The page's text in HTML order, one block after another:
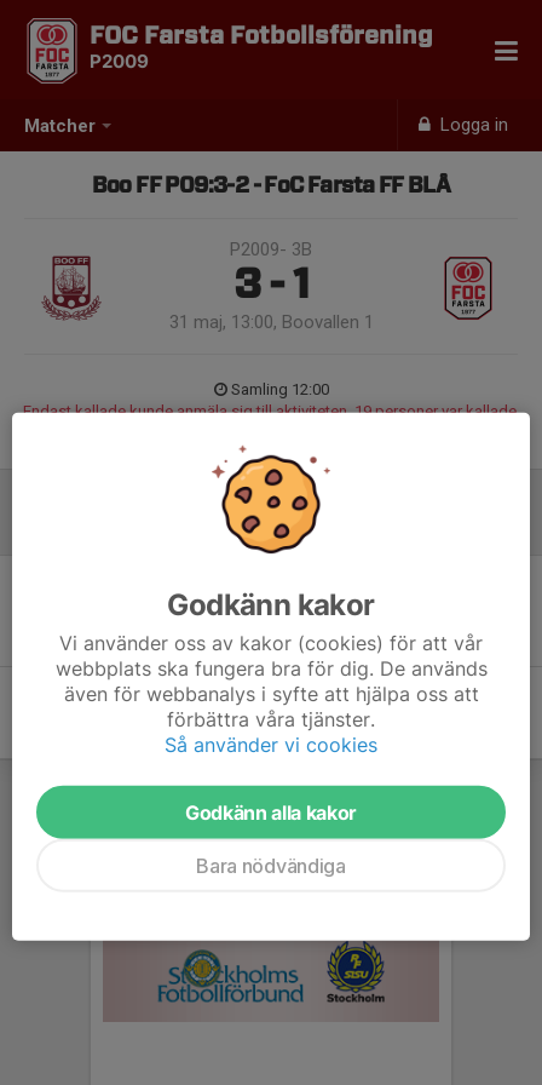
Matcher Logga in
FOC Farsta Fotbollsförening
P2009
Boo FF P09:3-2 - FoC Farsta FF BLÅ
P2009- 3B
3 - 1
31 maj, 13:00, Boovallen 1
Samling 12:00
Endast kallade kunde anmäla sig till aktiviteten. 19 personer var kallade.
Inget referat skrivet
Godkänn kakor
Vi använder oss av kakor (cookies) för att vår
webbplats ska fungera bra för dig. De används
även för webbanalys i syfte att hjälpa oss att
förbättra våra tjänster.
Så använder vi cookies
Godkänn alla kakor
Bara nödvändiga